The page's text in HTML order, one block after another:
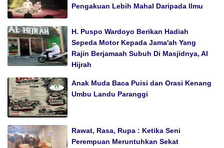
Pengakuan Lebih Mahal Daripada Ilmu
H. Puspo Wardoyo Berikan Hadiah
Sepeda Motor Kepada Jama'ah Yang
Rajin Berjamaah Subuh Di Masjidnya, Al
Hijrah
Anak Muda Baca Puisi dan Orasi Kenang
Umbu Landu Paranggi
Rawat, Rasa, Rupa : Ketika Seni
Perempuan Meruntuhkan Sekat